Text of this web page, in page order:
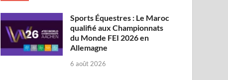
Sports Équestres : Le Maroc
qualifié aux Championnats
du Monde FEI 2026 en
Allemagne
6 août 2026